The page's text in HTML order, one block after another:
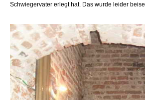
Schwiegervater erlegt hat. Das wurde leider